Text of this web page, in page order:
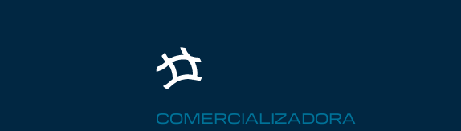
COMERCIALIZADORA